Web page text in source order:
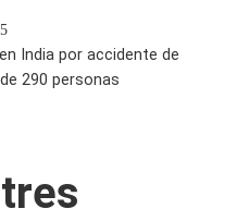
India por accidente de
290 personas